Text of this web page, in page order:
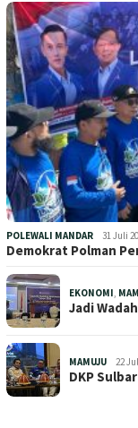
POLEWALI MANDAR 31 Juli
Demokrat Polman
EKONOMI,
Jadi
MAMUJU 22
DKP